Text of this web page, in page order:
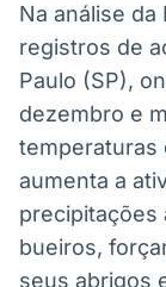
Na análise
registros de
Paulo (SP),
dezembro e
temperaturas
aumenta a
precipitações
bueiros,
seus abrigos